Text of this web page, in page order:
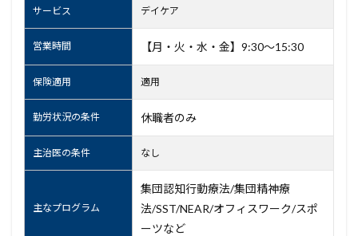
サービス デイケア
営業時間 【月・火・水・金】9:30～15:30
保険適用 適用
勤労状況の条件 休職者のみ
主治医の条件 なし
主なプログラム
集団認知行動療法/集団精神療
法/SST/NEAR/オフィスワーク/スポ
ーツなど